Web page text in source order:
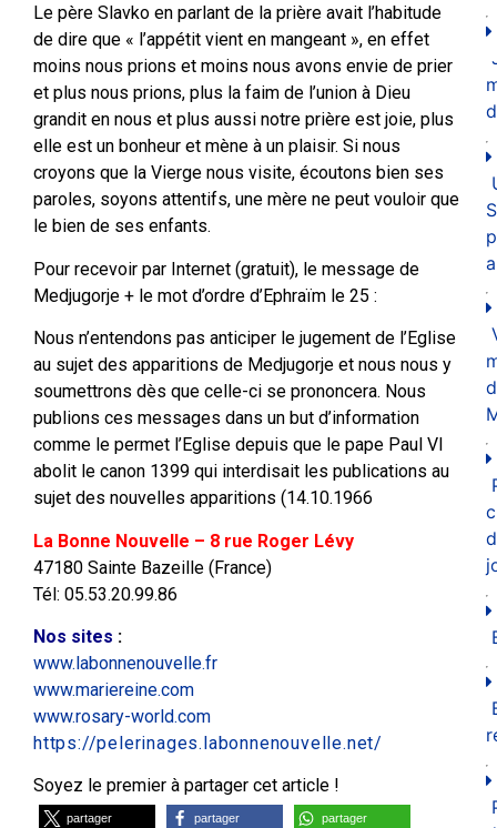
Le père Slavko en parlant de la prière avait l’habitude
de dire que « l’appétit vient en mangeant », en effet
moins nous prions et moins nous avons envie de prier
et plus nous prions, plus la faim de l’union à Dieu
grandit en nous et plus aussi notre prière est joie, plus
elle est un bonheur et mène à un plaisir. Si nous
croyons que la Vierge nous visite, écoutons bien ses
paroles, soyons attentifs, une mère ne peut vouloir que
le bien de ses enfants.
Pour recevoir par Internet (gratuit), le message de
Medjugorje + le mot d’ordre d’Ephraïm le 25 :
Nous n’entendons pas anticiper le jugement de l’Eglise
au sujet des apparitions de Medjugorje et nous nous y
soumettrons dès que celle-ci se prononcera. Nous
publions ces messages dans un but d’information
comme le permet l’Eglise depuis que le pape Paul VI
abolit le canon 1399 qui interdisait les publications au
sujet des nouvelles apparitions (14.10.1966
La Bonne Nouvelle – 8 rue Roger Lévy
47180 Sainte Bazeille (France)
Tél: 05.53.20.99.86
Nos sites :
www.labonnenouvelle.fr
www.mariereine.com
www.rosary-world.com
https://pelerinages.labonnenouvelle.net/
Soyez le premier à partager cet article !
partager partager partager